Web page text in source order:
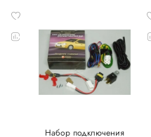
Набор подключения